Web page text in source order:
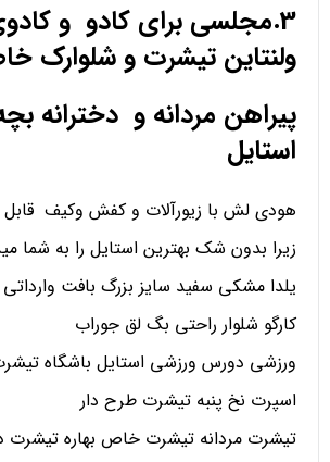
3.مجلسی برای کادو و
ولنتاین تیشرت و شلوارک
پیراهن مردانه و دخترانه
استایل
هودی لش با زیورآلات و کفش وکیف
زیرا بدون شک بهترین استایل را به شما
یلدا مشکی سفید سایز بزرگ بافت
کارگو شلوار راحتی بگ لق جوراب
ورزشی دورس ورزشی استایل باشگاه
اسپرت نخ پنبه تیشرت طرح دار
تیشرت مردانه تیشرت خاص بهاره تیشرت